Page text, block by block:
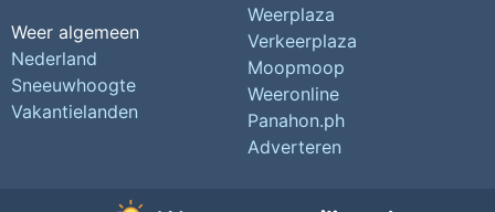
Weer algemeen
Nederland
Sneeuwhoogte
Vakantielanden
Weerplaza
Verkeerplaza
Moopmoop
Weeronline
Panahon.ph
Adverteren